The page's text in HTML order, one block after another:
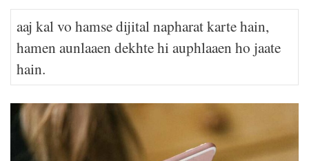
aaj kal vo hamse dijital napharat karte hain,
hamen aunlaaen dekhte hi auphlaaen ho jaate
hain.